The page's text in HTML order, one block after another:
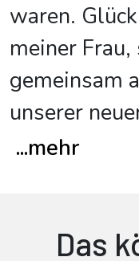
waren.
meiner
gemeinsam
unserer
...mehr
Das